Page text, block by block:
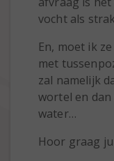
vocht als
En, moet ik
met
zal namelijk
wortel en
water…
Hoor graag